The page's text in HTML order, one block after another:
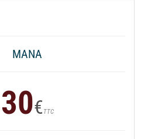
MANA
30€ TTC